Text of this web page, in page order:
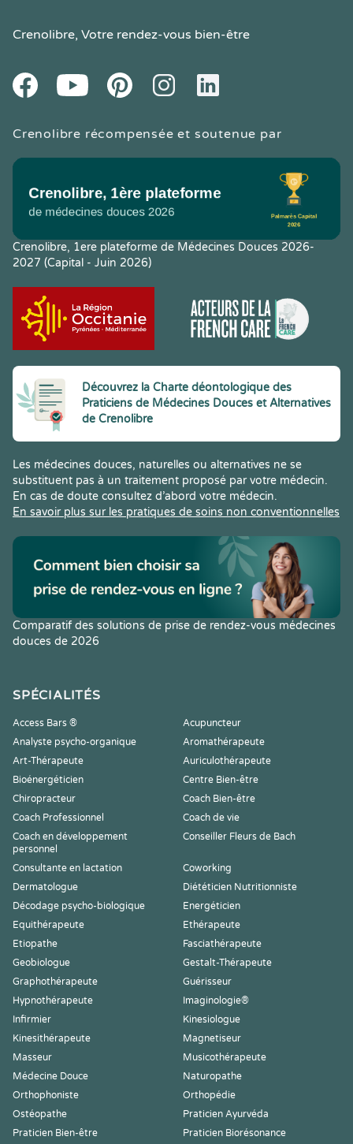
Crenolibre, Votre rendez-vous bien-être
FacebookYoutube PinteresetInstagramLinkedIn
Crenolibre récompensée et soutenue par
Crenolibre, 1ere plateforme de Médecines Douces 2026-
2027 (Capital - Juin 2026)
Découvrez la Charte déontologique des
Praticiens de Médecines Douces et Alternatives
de Crenolibre
Les médecines douces, naturelles ou alternatives ne se
substituent pas à un traitement proposé par votre médecin.
En cas de doute consultez d’abord votre médecin.
En savoir plus sur les pratiques de soins non conventionnelles
Comparatif des solutions de prise de rendez-vous médecines
douces de 2026
SPÉCIALITÉS
Access Bars ®
Acupuncteur
Analyste psycho-organique
Aromathérapeute
Art-Thérapeute
Auriculothérapeute
Bioénergéticien
Centre Bien-être
Chiropracteur
Coach Bien-être
Coach Professionnel
Coach de vie
Coach en développement
personnel
Conseiller Fleurs de Bach
Consultante en lactation
Coworking
Dermatologue
Diététicien Nutritionniste
Décodage psycho-biologique
Energéticien
Equithérapeute
Ethérapeute
Etiopathe
Fasciathérapeute
Geobiologue
Gestalt-Thérapeute
Graphothérapeute
Guérisseur
Hypnothérapeute
Imaginologie®
Infirmier
Kinesiologue
Kinesithérapeute
Magnetiseur
Masseur
Musicothérapeute
Médecine Douce
Naturopathe
Orthophoniste
Orthopédie
Ostéopathe
Praticien Ayurvéda
Praticien Bien-être
Praticien Biorésonance